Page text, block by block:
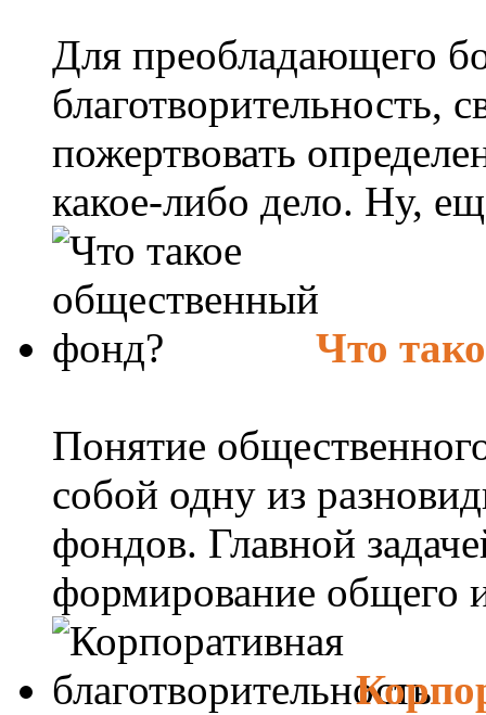
Для преобладающего
благотворительность,
пожертвовать
какое-либо дело. Ну,
Что
Понятие
собой одну из
фондов. Главной
формирование общего